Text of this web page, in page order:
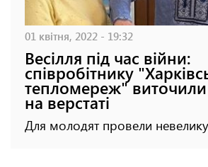
01 квітня, 2022 - 19:32
Весілля під час війни:
співробітнику
тепломереж"
на верстаті
Для молодят провели